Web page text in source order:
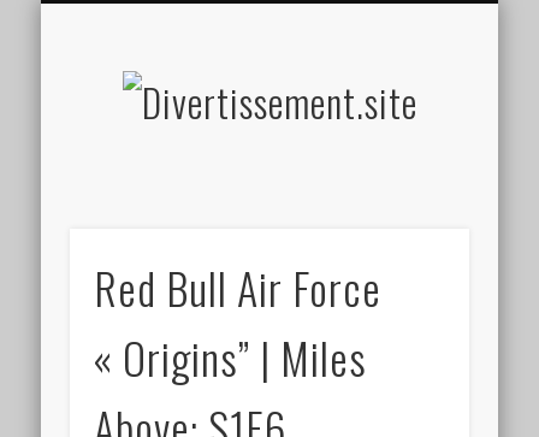
Red Bull Air Force
« Origins” | Miles